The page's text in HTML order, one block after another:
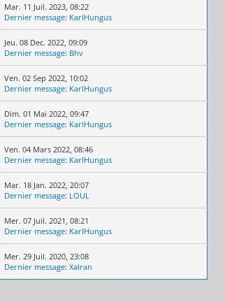
Mar. 11 Juil. 2023, 08:22
Dernier message: KarlHungus
Jeu. 08 Dec. 2022, 09:09
Dernier message: Bhv
Ven. 02 Sep 2022, 10:02
Dernier message: KarlHungus
Dim. 01 Mai 2022, 09:47
Dernier message: KarlHungus
Ven. 04 Mars 2022, 08:46
Dernier message: KarlHungus
Mar. 18 Jan. 2022, 20:07
Dernier message: LOUL
Mer. 07 Juil. 2021, 08:21
Dernier message: KarlHungus
Mer. 29 Juil. 2020, 23:08
Dernier message: Xalran